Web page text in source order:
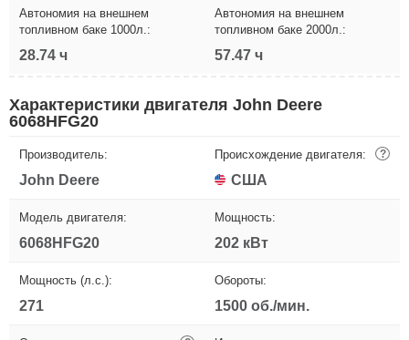
Автономия на внешнем
топливном баке 1000л.:
28.74 ч
Автономия на внешнем
топливном баке 2000л.:
57.47 ч
Характеристики двигателя John Deere
6068HFG20
Производитель:
John Deere
Происхождение двигателя: ?
США
Модель двигателя:
6068HFG20
Мощность:
202 кВт
Мощность (л.с.):
271
Обороты:
1500 об./мин.